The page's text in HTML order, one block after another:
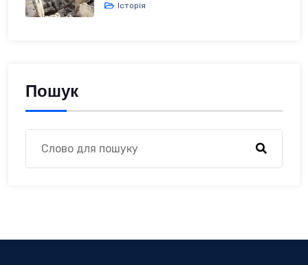
Історія
Пошук